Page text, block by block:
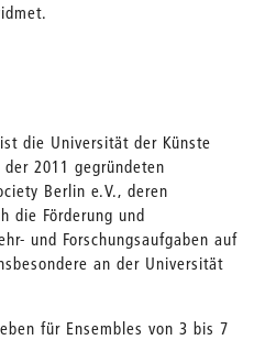
die Universität der Künste
2011 gegründeten
Berlin e.V., deren
die Förderung und
und Forschungsaufgaben auf
an der Universität
für Ensembles von 3 bis 7